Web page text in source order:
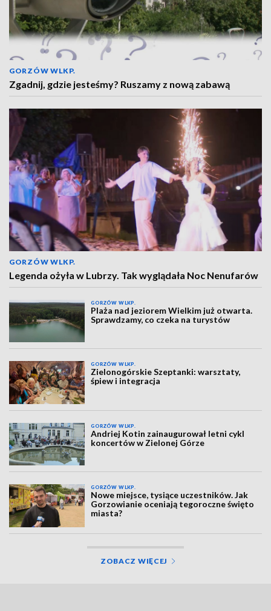
GORZÓW WLKP.
Zgadnij, gdzie jesteśmy? Ruszamy z nową zabawą
GORZÓW WLKP.
Legenda ożyła w Lubrzy. Tak wyglądała Noc Nenufarów
GORZÓW WLKP.
Plaża nad jeziorem Wielkim już otwarta.
Sprawdzamy, co czeka na turystów
GORZÓW WLKP.
Zielonogórskie Szeptanki: warsztaty,
śpiew i integracja
GORZÓW WLKP.
Andriej Kotin zainaugurował letni cykl
koncertów w Zielonej Górze
GORZÓW WLKP.
Nowe miejsce, tysiące uczestników. Jak
Gorzowianie oceniają tegoroczne święto
miasta?
ZOBACZ WIĘCEJ